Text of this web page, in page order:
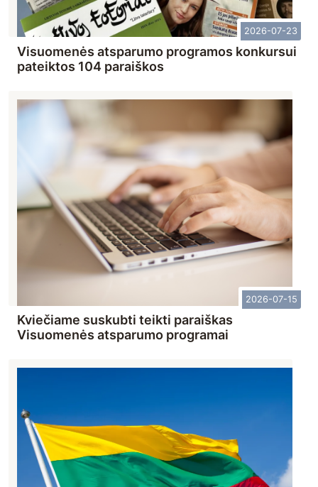
2026-07-23
Visuomenės atsparumo programos konkursui
pateiktos 104 paraiškos
2026-07-15
Kviečiame suskubti teikti paraiškas
Visuomenės atsparumo programai